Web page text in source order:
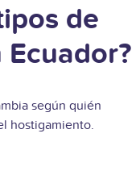
de
según quién
hostigamiento.